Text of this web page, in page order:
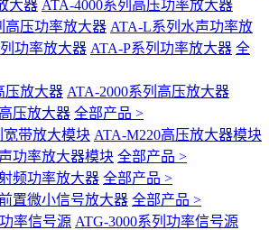
大器 ATA-4000系列高压功率放大器
高压功率放大器 ATA-L系列水声功率放
功率放大器 ATA-P系列功率放大器 全
压放大器 ATA-2000系列高压放大器
压放大器 全部产品 >
宽带放大模块 ATA-M220高压放大器模块
功率放大器模块 全部产品 >
频功率放大器 全部产品 >
置微小信号放大器 全部产品 >
率信号源 ATG-3000系列功率信号源